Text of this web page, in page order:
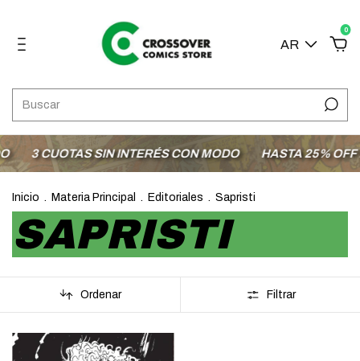
AR
0
3 CUOTAS SIN INTERÉS CON MODO HASTA 25% OFF
Inicio . Materia Principal . Editoriales . Sapristi
SAPRISTI
Ordenar Filtrar